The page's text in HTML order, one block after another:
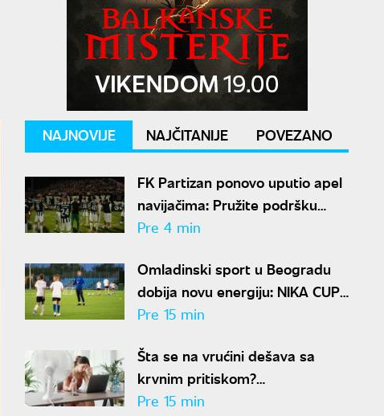
NAJNOVIJE NAJČITANIJE POVEZANO
FK Partizan ponovo uputio apel
navijačima: Pružite podršku
igračima, nemojte da štetite
Pre 4 min
Omladinski sport u Beogradu
dobija novu energiju: NIKA CUP
2026 počinje za dve nedelje
Pre 15 min
Šta se na vrućini dešava sa
krvnim pritiskom?
Kardiološkinja ima jasan
Pre 15 min